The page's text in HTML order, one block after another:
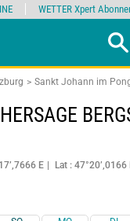
Sankt Johann im
E Lat : 47°20’,0166
WETTER Xpert